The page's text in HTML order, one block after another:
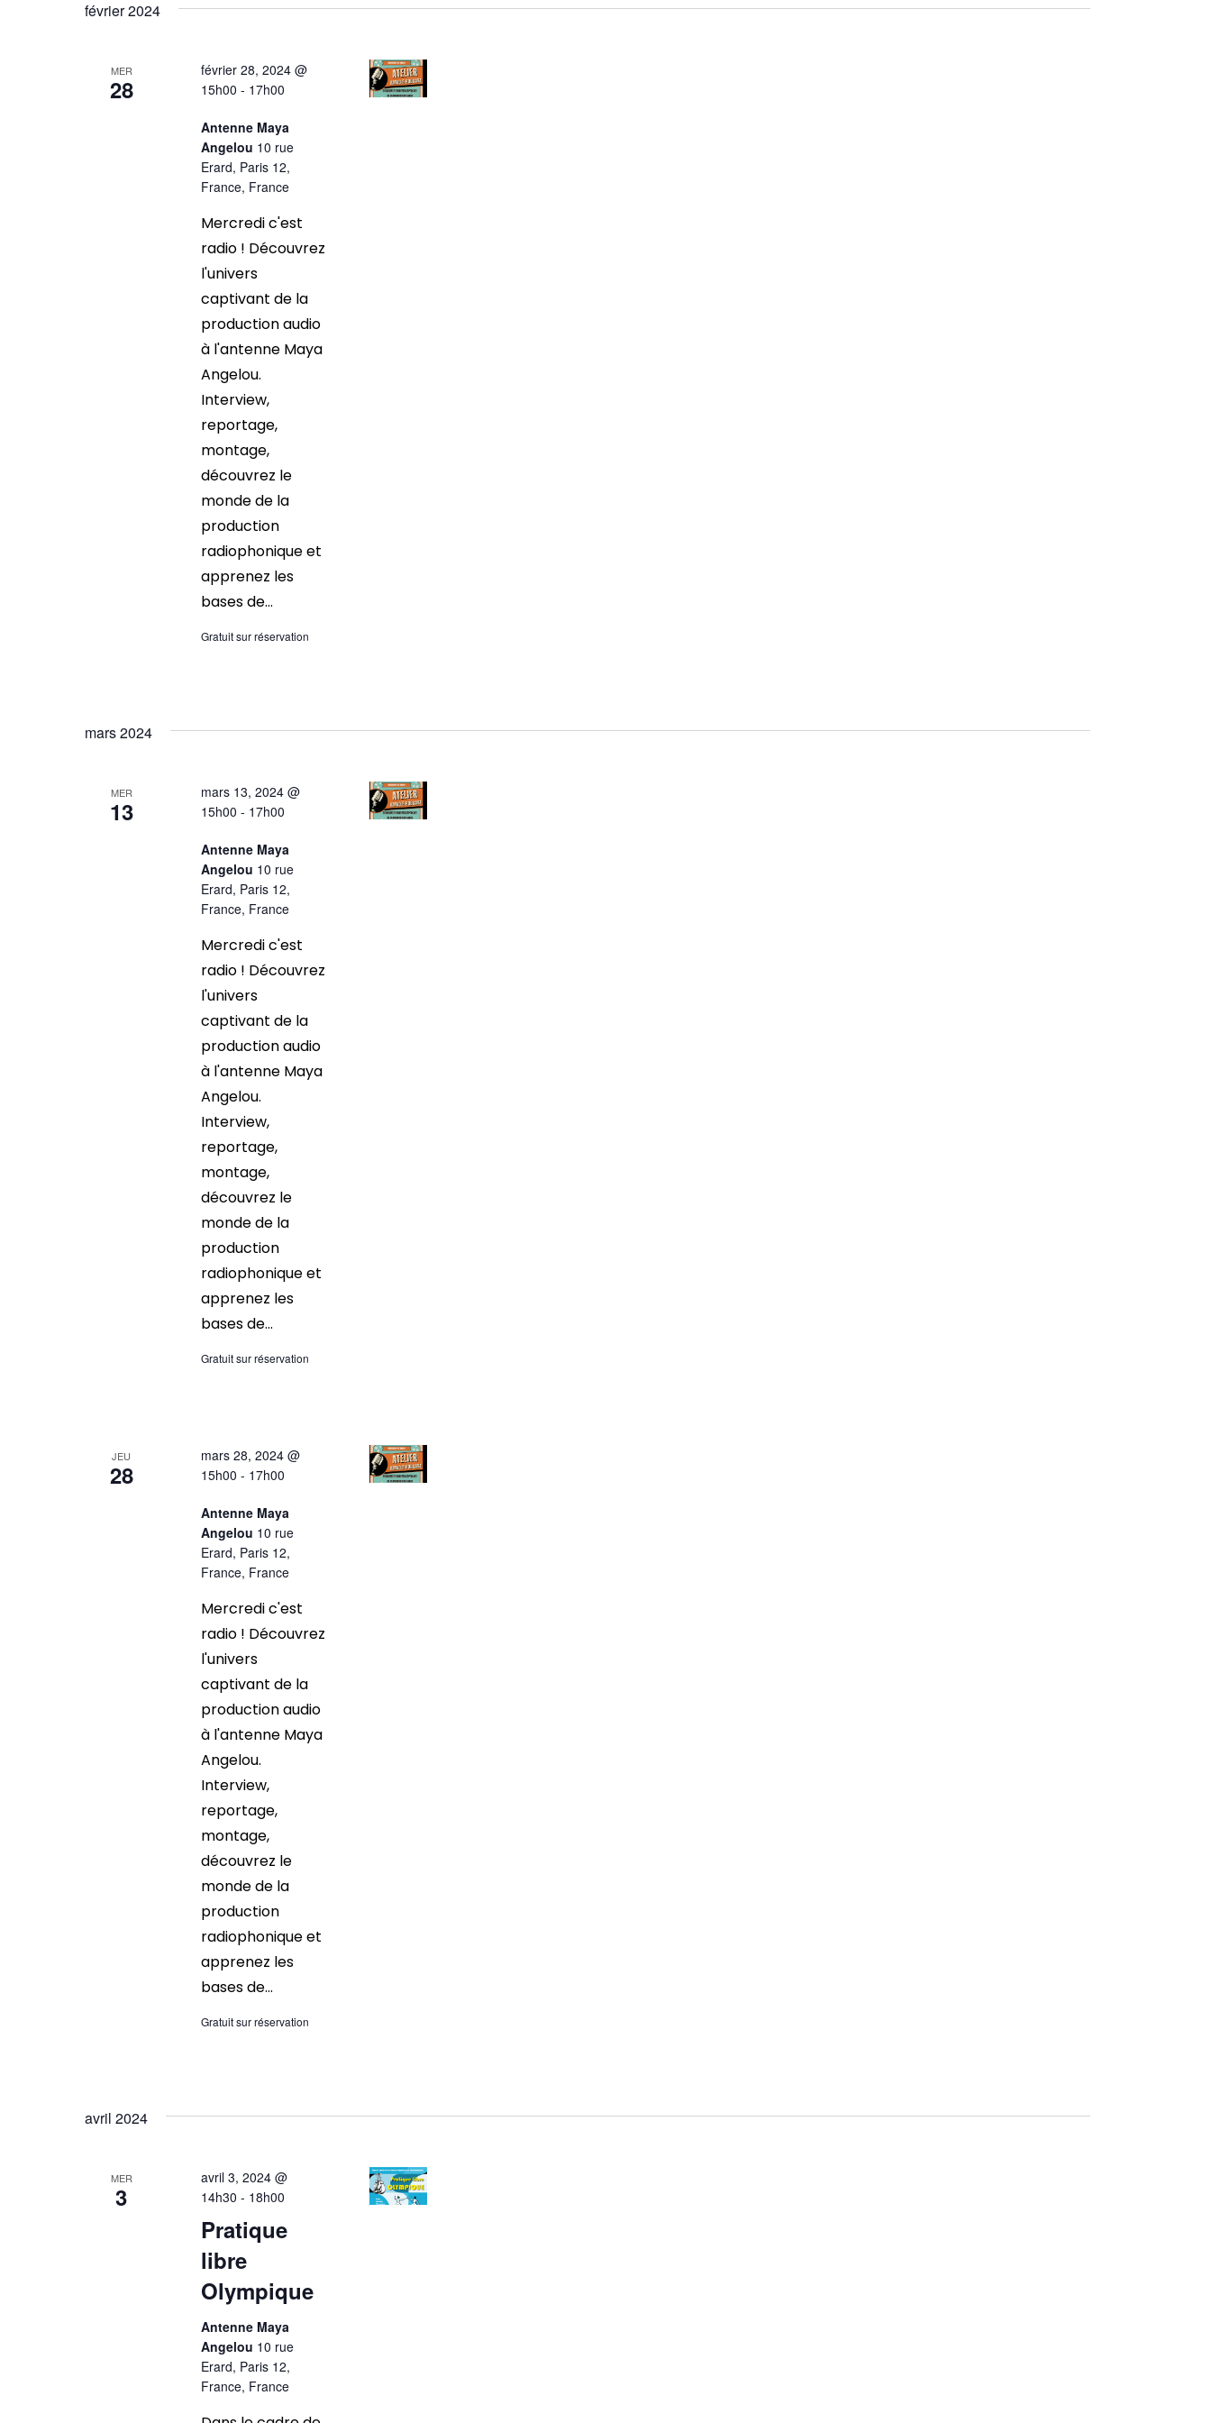
mot-
février 2024
MER
28
février 28, 2024 @
15h00 - 17h00
Antenne Maya
Angelou 10 rue
Erard, Paris 12,
France, France
Mercredi c'est
radio ! Découvrez
l'univers
captivant de la
production audio
à l'antenne Maya
Angelou.
Interview,
reportage,
montage,
découvrez le
monde de la
production
radiophonique et
apprenez les
bases de...
Gratuit sur réservation
mars 2024
MER
13
mars 13, 2024 @
15h00 - 17h00
Antenne Maya
Angelou 10 rue
Erard, Paris 12,
France, France
Mercredi c'est
radio ! Découvrez
l'univers
captivant de la
production audio
à l'antenne Maya
Angelou.
Interview,
reportage,
montage,
découvrez le
monde de la
production
radiophonique et
apprenez les
bases de...
Gratuit sur réservation
JEU
28
mars 28, 2024 @
15h00 - 17h00
Antenne Maya
Angelou 10 rue
Erard, Paris 12,
France, France
Mercredi c'est
radio ! Découvrez
l'univers
captivant de la
production audio
à l'antenne Maya
Angelou.
Interview,
reportage,
montage,
découvrez le
monde de la
production
radiophonique et
apprenez les
bases de...
Gratuit sur réservation
avril 2024
MER
3
Pratique
libre
Olympique
avril 3, 2024 @
14h30 - 18h00
Antenne Maya
Angelou 10 rue
Erard, Paris 12,
France, France